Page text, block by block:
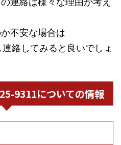
不安な場合は
絡してみると良いでしょ
9311についての情報